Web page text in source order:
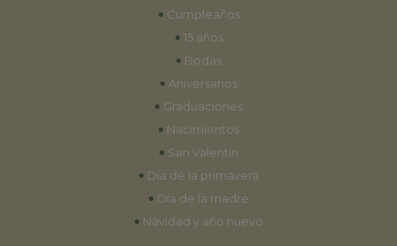
• Cumpleaños
• 15 años
• Bodas
• Aniversarios
• Graduaciones
• Nacimientos
• San Valentín
• Día de la primavera
• Día de la madre
• Navidad y año nuevo